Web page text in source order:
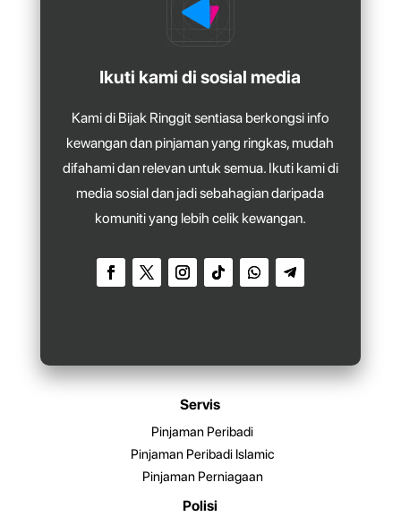
Ikuti kami di sosial media
Kami di Bijak Ringgit sentiasa berkongsi info
kewangan dan pinjaman yang ringkas, mudah
difahami dan relevan untuk semua. Ikuti kami di
media sosial dan jadi sebahagian daripada
komuniti yang lebih celik kewangan.
Servis
Pinjaman Peribadi
Pinjaman Peribadi Islamic
Pinjaman Perniagaan
Polisi